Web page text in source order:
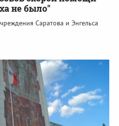
не было"
Саратова и Энгельса